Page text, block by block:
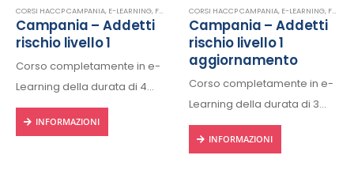
Rilascio regolare attestato a
fine corso con protocollo
univoco di riconscimento.
Rilascio regolare attestato a
fine corso con protocollo
univoco di riconscimento.
CORSI HACCP CAMPANIA, E-LEARNING, FORMAZIONE HACCP IN LINGUA ITALIANA ,HACCP
Campania – Addetti
rischio livello 1
Corso completamente in e-
Learning della durata di 4
ore, fruibile 24/24h da ogni
dispositivo connesso a
INFORMAZIONI
CORSI HACCP CAMPANIA, E-LEARNING, FORMAZIONE HACCP IN LINGUA ITALIANA
Campania – Addetti
rischio livello 1
aggiornamento
Corso completamente in e-
Learning della durata di 3
ore, fruibile 24/24h da ogni
dispositivo connesso a
INFORMAZIONI